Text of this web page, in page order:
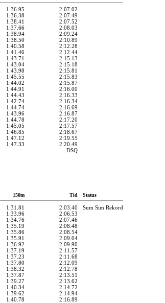
1:36.95
2:07.02
1:36.38
2:07.49
1:38.41
2:07.52
1:37.66
2:08.03
1:38.94
2:09.24
1:38.50
2:10.89
1:40.58
2:12.28
1:41.46
2:12.44
1:43.71
2:15.13
1:43.04
2:15.18
1:43.98
2:15.81
1:45.55
2:15.83
1:44.02
2:15.87
1:44.91
2:16.00
1:44.43
2:16.33
1:42.74
2:16.34
1:44.74
2:16.69
1:43.96
2:16.87
1:44.78
2:17.20
1:45.05
2:17.57
1:46.85
2:18.67
1:47.12
2:19.55
1:47.33
2:20.49
DSQ
150m Tid Status
1:31.81 2:03.40
Sum Sim Rekord
1:33.96
2:06.53
1:34.76
2:07.46
1:35.19
2:08.48
1:35.86
2:08.54
1:35.91
2:09.04
1:36.92
2:09.90
1:37.19
2:11.57
1:37.23
2:11.68
1:37.80
2:12.09
1:38.32
2:12.78
1:37.87
2:13.51
1:39.27
2:13.62
1:40.34
2:14.72
1:39.62
2:14.94
1:40.78 2:16.89